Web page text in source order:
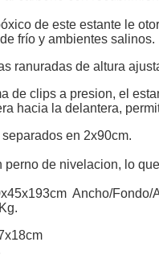
de este estante le
frío y ambientes salinos.
ranuradas de altura
de clips a presion, el
hacia la delantera,
en 2x90cm.
perno de nivelacion, lo
Ancho/Fondo/